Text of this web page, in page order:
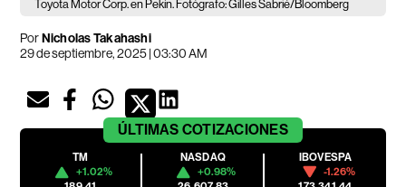
Toyota Motor Corp. en Pekín. Fotógrafo: Gilles Sabrié/Bloomberg
PorNicholas Takahashi
29 de septiembre, 2025 | 03:30 AM
ÚLTIMAS COTIZACIONES
TM
+1.02%
NASDAQ
+0.98%
IBOVESPA
-1.26%